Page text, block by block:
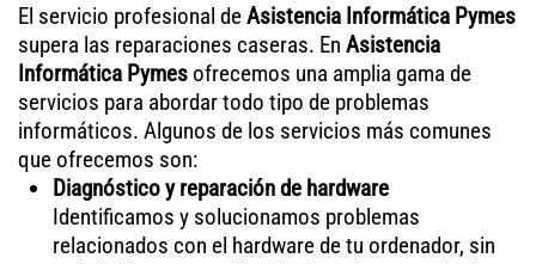
El servicio profesional deAsistencia Informática Pymes
supera las reparaciones caseras. En Asistencia
Informática Pymesofrecemos una amplia gama de
servicios para abordar todo tipo de problemas
informáticos. Algunos de los servicios más comunes
que ofrecemos son:
Diagnóstico y reparación de hardware
Identificamos y solucionamos problemas
relacionados con el hardware de tu ordenador, sin